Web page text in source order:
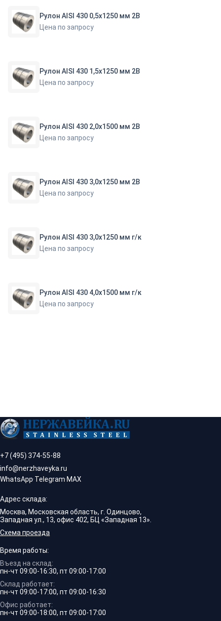
Рулон AISI 430 0,5х1250 мм 2В
Цена по запросу
Рулон AISI 430 1,5х1250 мм 2В
Цена по запросу
Рулон AISI 430 2,0х1500 мм 2В
Цена по запросу
Рулон AISI 430 3,0х1250 мм 2В
Цена по запросу
Рулон AISI 430 3,0х1250 мм г/к
Цена по запросу
Рулон AISI 430 4,0х1500 мм г/к
Цена по запросу
+7 (495) 374-55-88
info@nerzhaveyka.ru
WhatsApp·Telegram·MAX
Адрес склада:
Москва, Московская область, г. Одинцово,
Западная ул., 13, офис 402, БЦ «Западная 13».
Схема проезда
Время работы:
Въезд на склад:
пн-чт 09:00-16:30, пт 09:00-17:00
Склад работает:
пн-чт 09:00-17:00, пт 09:00-16:30
Офис работает:
пн-чт 09:00-18:00, пт 09:00-17:00